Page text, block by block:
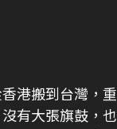
港搬到台灣，
有大張旗鼓，